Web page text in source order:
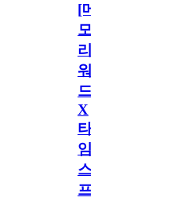
[메
모
리
워
드
X
타
임
스
프